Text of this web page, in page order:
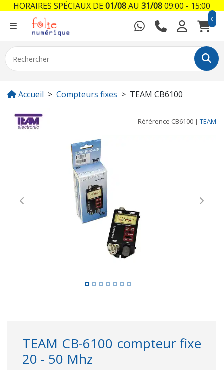
0
Accueil Compteurs fixes TEAM CB6100
Référence CB6100 | TEAM
Previous Next
TEAM CB-6100 compteur fixe
20 - 50 Mhz
HORAIRES SPÉCIAUX DE01/08AU 31/0809:00 - 15:00